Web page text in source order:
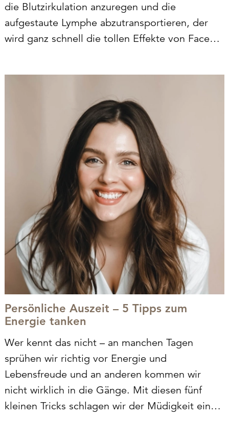
die Blutzirkulation anzuregen und die
aufgestaute Lymphe abzutransportieren, der
wird ganz schnell die tollen Effekte von Face
Persönliche Auszeit – 5 Tipps zum
Energie tanken
Wer kennt das nicht – an manchen Tagen
sprühen wir richtig vor Energie und
Lebensfreude und an anderen kommen wir
nicht wirklich in die Gänge. Mit diesen fünf
kleinen Tricks schlagen wir der Müdigkeit ein